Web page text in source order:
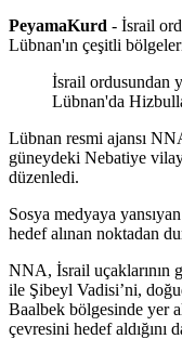
PeyamaKurd - İsrail
Lübnan'ın çeşitli
İsrail ordusundan
Lübnan'da
Lübnan resmi ajansı
güneydeki Nebatiye
düzenledi.
Sosya medyaya
hedef alınan noktadan
NNA, İsrail uçaklarının
ile Şibeyl Vadisi’ni,
Baalbek bölgesinde yer
çevresini hedef aldığını